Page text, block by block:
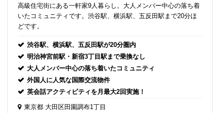
高級住宅街にある一軒家9人暮らし。大人メンバー中心の落ち着
いたコミュニティです。渋谷駅、横浜駅、五反田駅まで20分ほ
どです。
渋谷駅、横浜駅、五反田駅が20分圏内
明治神宮前駅・新宿3丁目駅まで乗換なし
大人メンバー中心の落ち着いたコミュニティ
外国人に人気な国際交流物件
英会話アクティビティを月最大2回実施！
東京都 大田区田園調布1丁目